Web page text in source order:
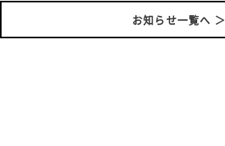
お知らせ一覧へ ＞